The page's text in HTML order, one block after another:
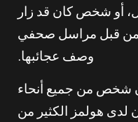
أو شخص كان قد زار
أو من قبل مراسل صحفي
وصف عجائبها.
من 27 مليون شخص من جميع أنحاء
لدى هولمز الكثير من